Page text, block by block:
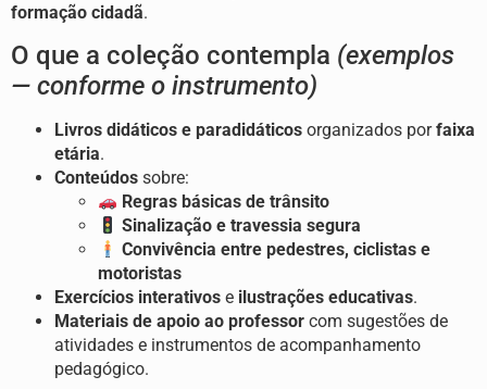
formação cidadã.
O que a coleção contempla (exemplos
— conforme o instrumento)
Livros didáticos e paradidáticos organizados porfaixa
etária.
Conteúdos sobre:
Regras básicas de trânsito
Sinalização e travessia segura
Convivência entre pedestres, ciclistas e
motoristas
Exercícios interativos e ilustrações educativas.
Materiais de apoio ao professor com sugestões de
atividades e instrumentos de acompanhamento
pedagógico.